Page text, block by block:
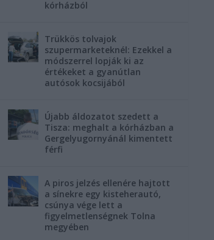
kórházból
Trükkös tolvajok
szupermarketeknél: Ezekkel a
módszerrel lopják ki az
értékeket a gyanútlan
autósok kocsijából
Újabb áldozatot szedett a
Tisza: meghalt a kórházban a
Gergelyugornyánál kimentett
férfi
A piros jelzés ellenére hajtott
a sínekre egy kisteherautó,
csúnya vége lett a
figyelmetlenségnek Tolna
megyében